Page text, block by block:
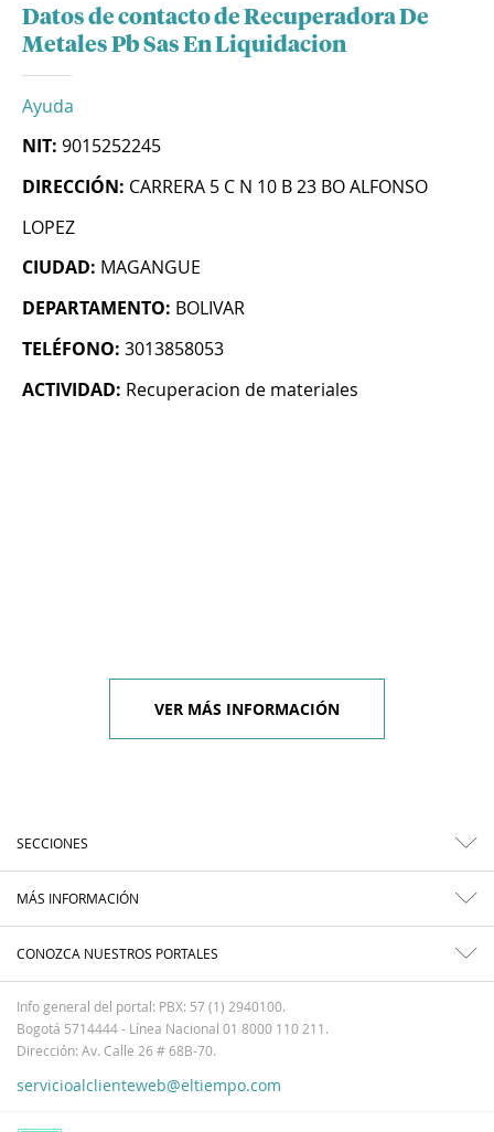
Datos de contacto de Recuperadora De
Metales Pb Sas En Liquidacion
Ayuda
NIT: 9015252245
DIRECCIÓN: CARRERA 5 C N 10 B 23 BO ALFONSO
LOPEZ
CIUDAD: MAGANGUE
DEPARTAMENTO: BOLIVAR
TELÉFONO: 3013858053
ACTIVIDAD: Recuperacion de materiales
VER MÁS INFORMACIÓN
SECCIONES
MÁS INFORMACIÓN
CONOZCA NUESTROS PORTALES
Info general del portal: PBX: 57 (1) 2940100.
Bogotá 5714444 - Línea Nacional 01 8000 110 211.
Dirección: Av. Calle 26 # 68B-70.
servicioalclienteweb@eltiempo.com